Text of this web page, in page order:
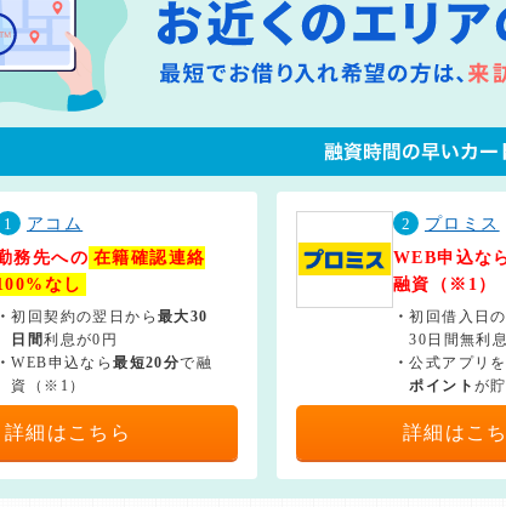
1
アコム
務先への 在籍確認連絡
なし
・初回契約の翌日から最大30
日間利息が0円
・WEB申込なら最短20分で融
資（※1）
詳細はこちら
2
プロミス
WEB申込な
融資（※1）
・初回借入日
30日間無利息
・公式アプリ
ポイントが
詳細はこ